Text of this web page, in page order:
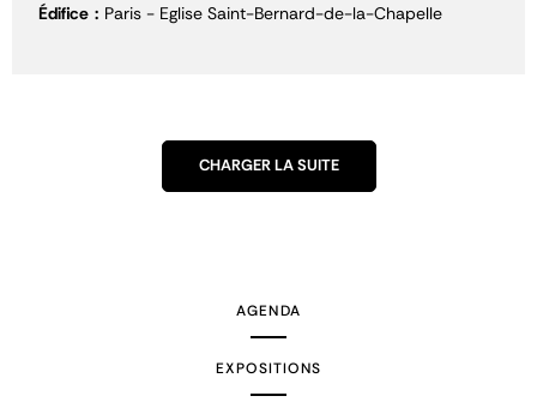
Édifice Paris - Eglise Saint-Bernard-de-la-Chapelle
CHARGER LA SUITE
AGENDA
EXPOSITIONS